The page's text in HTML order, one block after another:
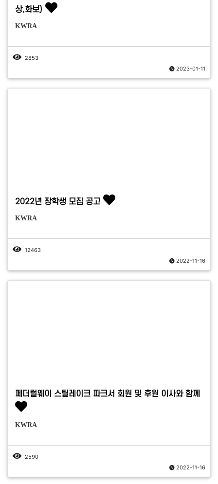
상,화보)
KWRA
2853
2023-01-11
2022년 장학생 모집 공고
KWRA
12463
2022-11-16
페더럴웨이 스틸레이크 파크서 회원 및 후원 이사와 함께
KWRA
2590
2022-11-16